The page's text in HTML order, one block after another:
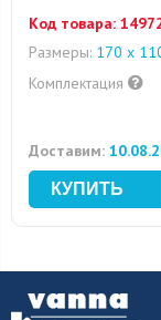
Код товара:
Размеры: 170 x
Комплектация
Доставим: